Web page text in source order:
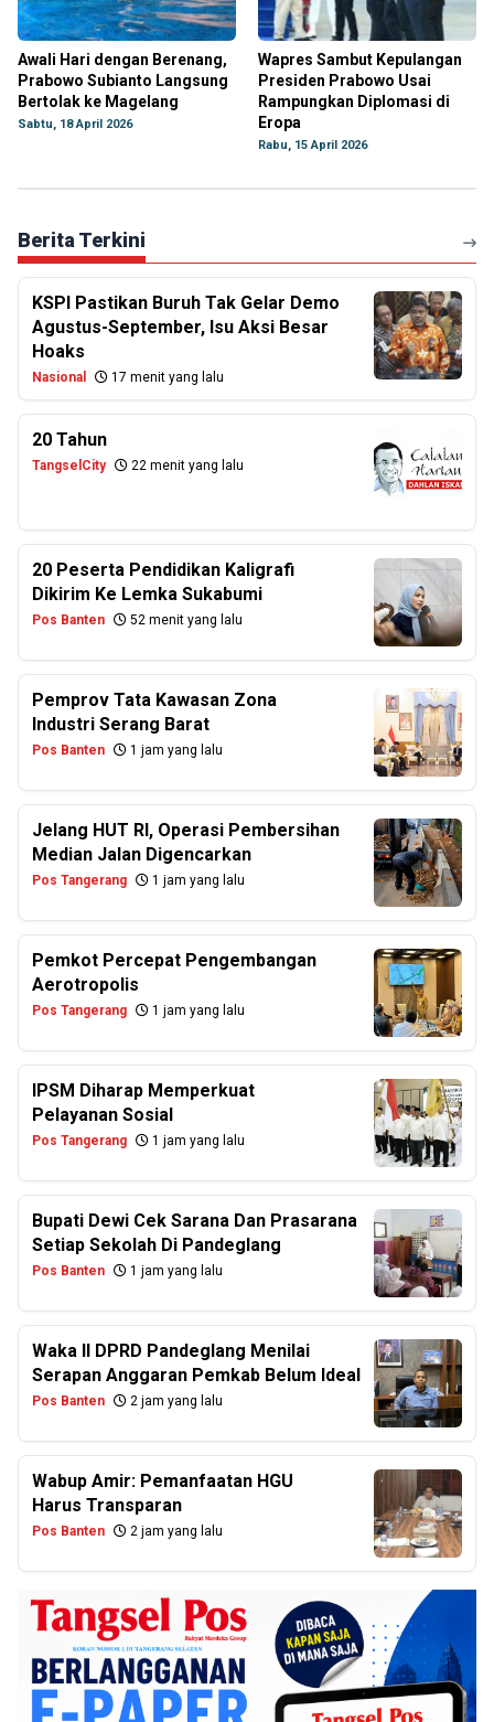
Awali Hari dengan Berenang,
Prabowo Subianto Langsung
Bertolak ke Magelang
Sabtu, 18 April 2026
Wapres Sambut Kepulangan
Presiden Prabowo Usai
Rampungkan Diplomasi di
Eropa
Rabu, 15 April 2026
Berita Terkini
KSPI Pastikan Buruh Tak Gelar Demo
Agustus-September, Isu Aksi Besar
Hoaks
Nasional 17 menit yang lalu
20 Tahun
TangselCity 22 menit yang lalu
20 Peserta Pendidikan Kaligrafi
Dikirim Ke Lemka Sukabumi
Pos Banten 52 menit yang lalu
Pemprov Tata Kawasan Zona
Industri Serang Barat
Pos Banten 1 jam yang lalu
Jelang HUT RI, Operasi Pembersihan
Median Jalan Digencarkan
Pos Tangerang 1 jam yang lalu
Pemkot Percepat Pengembangan
Aerotropolis
Pos Tangerang 1 jam yang lalu
IPSM Diharap Memperkuat
Pelayanan Sosial
Pos Tangerang 1 jam yang lalu
Bupati Dewi Cek Sarana Dan Prasarana
Setiap Sekolah Di Pandeglang
Pos Banten 1 jam yang lalu
Waka II DPRD Pandeglang Menilai
Serapan Anggaran Pemkab Belum Ideal
Pos Banten 2 jam yang lalu
Wabup Amir: Pemanfaatan HGU
Harus Transparan
Pos Banten 2 jam yang lalu